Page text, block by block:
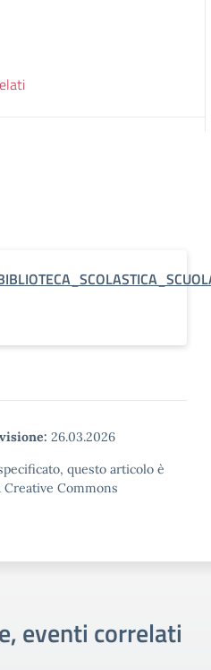
26.03.2026
questo articolo è
Commons
eventi correlati